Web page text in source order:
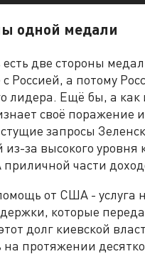
одной медали
две стороны
Россией, а потому
лидера. Ещё бы, а
своё поражение
запросы
из-за высокого
части
от США - услуга
которые
долг киевской
протяжении